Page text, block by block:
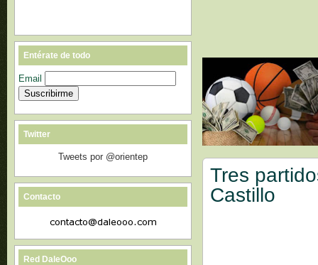
Tres
Castillo
Entérate de todo
Email
Twitter
Tweets por @orientep
Contacto
Red DaleOoo